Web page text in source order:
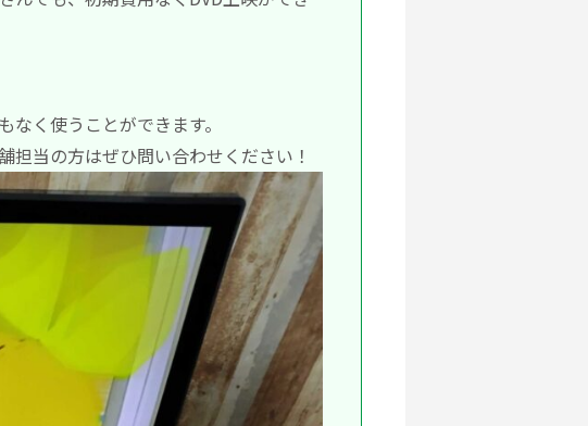
く使うことができます。
担当の方はぜひ問い合わせください！